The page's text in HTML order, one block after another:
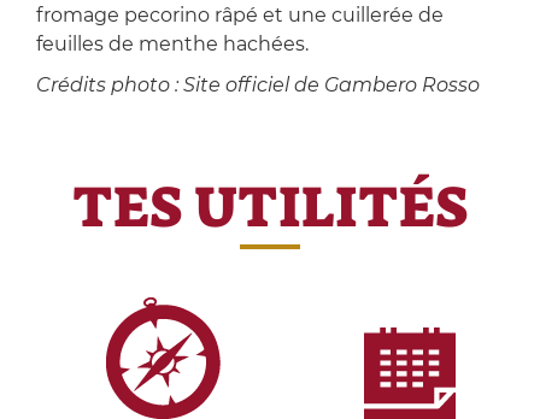
fromage pecorino râpé et une cuillerée de
feuilles de menthe hachées.
Crédits photo : Site officiel de Gambero Rosso
TES UTILITÉS